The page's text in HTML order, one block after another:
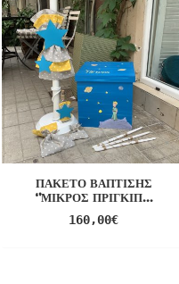
ΠΑΚΈΤΟ ΒΆΠΤΙΣΗΣ
‘’ΜΙΚΡΌΣ ΠΡΊΓΚΙΠ...
160,00€